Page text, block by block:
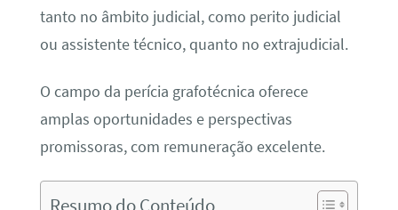
tanto no âmbito judicial, como perito judicial
ou assistente técnico, quanto no extrajudicial.
O campo da perícia grafotécnica oferece
amplas oportunidades e perspectivas
promissoras, com remuneração excelente.